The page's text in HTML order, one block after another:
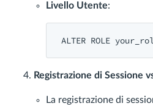
Livello Utente:
ALTER ROLE
Registrazione di Sessione
La registrazione di